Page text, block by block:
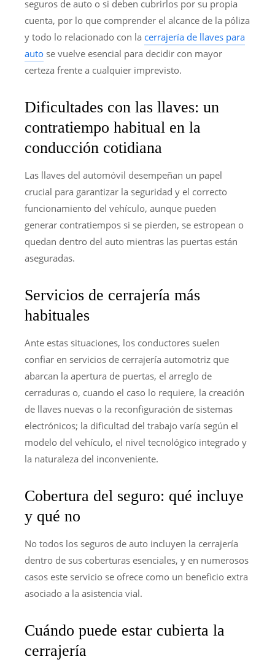
seguros de auto o si deben cubrirlos por su propia
cuenta, por lo que comprender el alcance de la póliza
y todo lo relacionado con la cerrajería de llaves para
auto se vuelve esencial para decidir con mayor
certeza frente a cualquier imprevisto.
Dificultades con las llaves: un
contratiempo habitual en la
conducción cotidiana
Las llaves del automóvil desempeñan un papel
crucial para garantizar la seguridad y el correcto
funcionamiento del vehículo, aunque pueden
generar contratiempos si se pierden, se estropean o
quedan dentro del auto mientras las puertas están
aseguradas.
Servicios de cerrajería más
habituales
Ante estas situaciones, los conductores suelen
confiar en servicios de cerrajería automotriz que
abarcan la apertura de puertas, el arreglo de
cerraduras o, cuando el caso lo requiere, la creación
de llaves nuevas o la reconfiguración de sistemas
electrónicos; la dificultad del trabajo varía según el
modelo del vehículo, el nivel tecnológico integrado y
la naturaleza del inconveniente.
Cobertura del seguro: qué incluye
y qué no
No todos los seguros de auto incluyen la cerrajería
dentro de sus coberturas esenciales, y en numerosos
casos este servicio se ofrece como un beneficio extra
asociado a la asistencia vial.
Cuándo puede estar cubierta la
cerrajería